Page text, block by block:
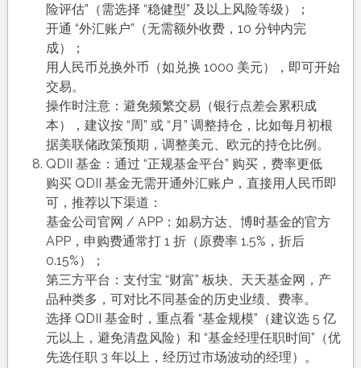
险评估”（需选择 “稳健型” 及以上风险等级）；​
开通 “外汇账户”（无需额外收费，10 分钟内完
成）；​
用人民币兑换外币（如兑换 1000 美元），即可开始
交易。​
操作时注意：避免频繁交易（银行点差会累积成
本），建议按 “周” 或 “月” 调整持仓，比如每月初根
据美联储政策预期，调整美元、欧元的持仓比例。​
QDII 基金：通过 “正规基金平台” 购买，费率更低​
购买 QDII 基金无需开通外汇账户，直接用人民币即
可，推荐以下渠道：​
基金公司官网 / APP：如易方达、博时基金的官方
APP，申购费通常打 1 折（原费率 1.5%，折后
0.15%）；​
第三方平台：支付宝 “财富” 板块、天天基金网，产
品种类多，可对比不同基金的历史业绩、费率。​
选择 QDII 基金时，重点看 “基金规模”（建议选 5 亿
元以上，避免清盘风险）和 “基金经理任职时间”（优
先选任职 3 年以上，经历过市场波动的经理）。​